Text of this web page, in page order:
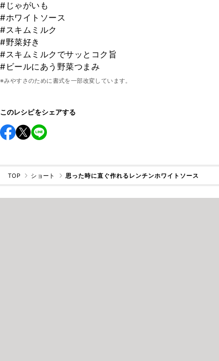
#じゃがいも
#ホワイトソース
#スキムミルク
#野菜好き
#スキムミルクでサッとコク旨
#ビールにあう野菜つまみ
※みやすさのために書式を一部改変しています。
このレシピをシェアする
TOP ショート 思った時に直ぐ作れるレンチンホワイトソース